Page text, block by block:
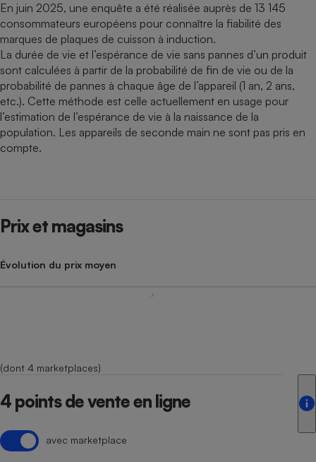
En juin 2025, une enquête a été réalisée auprès de 13 145
consommateurs européens pour connaître la fiabilité des
marques de plaques de cuisson à induction.
La durée de vie et l’espérance de vie sans pannes d’un produit
sont calculées à partir de la probabilité de fin de vie ou de la
probabilité de pannes à chaque âge de l’appareil (1 an, 2 ans,
etc.). Cette méthode est celle actuellement en usage pour
l’estimation de l’espérance de vie à la naissance de la
population. Les appareils de seconde main ne sont pas pris en
compte.
Prix et magasins
Évolution du prix moyen
(dont 4 marketplaces)
4 points de vente en ligne
avec marketplace